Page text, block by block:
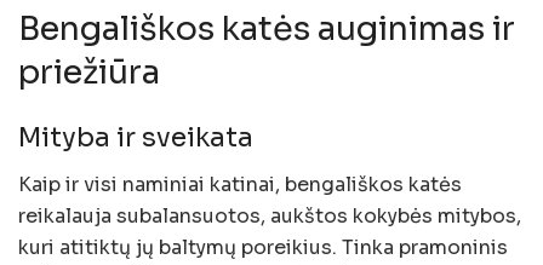
Bengališkos katės auginimas ir
priežiūra
Mityba ir sveikata
Kaip ir visi naminiai katinai, bengališkos katės
reikalauja subalansuotos, aukštos kokybės mitybos,
kuri atitiktų jų baltymų poreikius. Tinka pramoninis